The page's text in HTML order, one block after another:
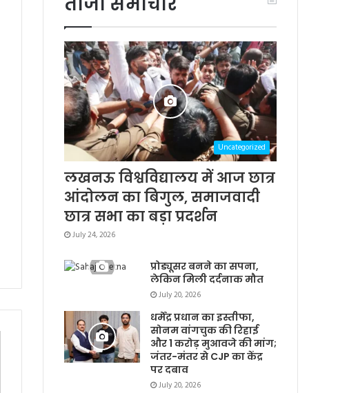
Uncategorized
लखनऊ विश्वविद्यालय में आज छात्र
आंदोलन का बिगुल, समाजवादी
छात्र सभा का बड़ा प्रदर्शन
July 24, 2026
प्रोड्यूसर बनने का सपना,
लेकिन मिली दर्दनाक मौत
July 20, 2026
धर्मेंद्र प्रधान का इस्तीफा,
सोनम वांगचुक की रिहाई
और 1 करोड़ मुआवजे की मांग;
जंतर-मंतर से CJP का केंद्र
पर दबाव
July 20, 2026